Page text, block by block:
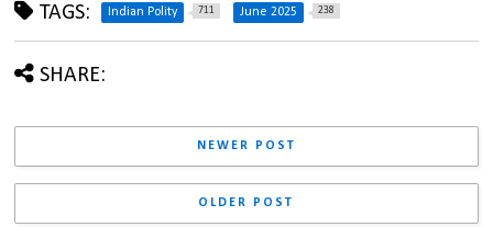
TAGS: Indian Polity 711 June 2025 238
SHARE:
NEWER POST
OLDER POST